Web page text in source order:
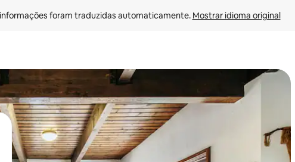
foram traduzidas automaticamente. Mostrar idioma original